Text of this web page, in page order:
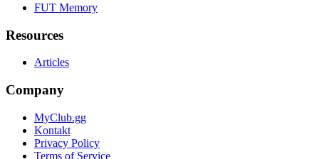
FUT Memory
Resources
Articles
Company
MyClub.gg
Kontakt
Privacy Policy
Terms of Service